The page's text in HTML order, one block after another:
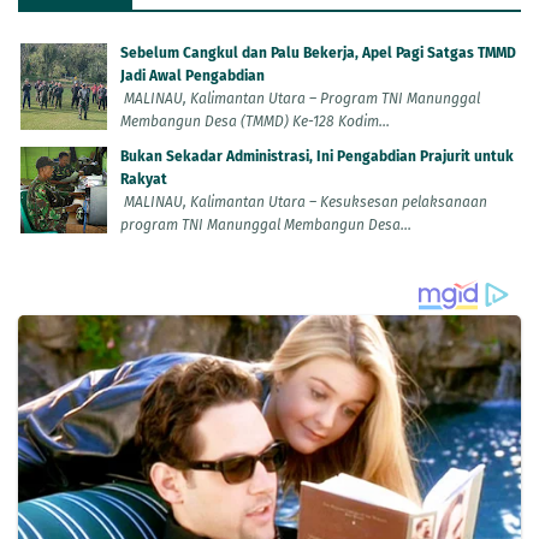
Sebelum Cangkul dan Palu Bekerja, Apel Pagi Satgas TMMD
Jadi Awal Pengabdian
MALINAU, Kalimantan Utara – Program TNI Manunggal
Membangun Desa (TMMD) Ke-128 Kodim...
Bukan Sekadar Administrasi, Ini Pengabdian Prajurit untuk
Rakyat
MALINAU, Kalimantan Utara – Kesuksesan pelaksanaan
program TNI Manunggal Membangun Desa...